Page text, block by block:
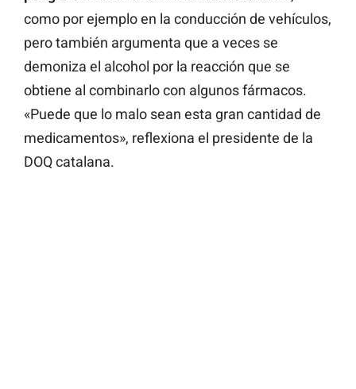
como por ejemplo en la conducción de vehículos,
pero también argumenta que a veces se
demoniza el alcohol por la reacción que se
obtiene al combinarlo con algunos fármacos.
«Puede que lo malo sean esta gran cantidad de
medicamentos», reflexiona el presidente de la
DOQ catalana.